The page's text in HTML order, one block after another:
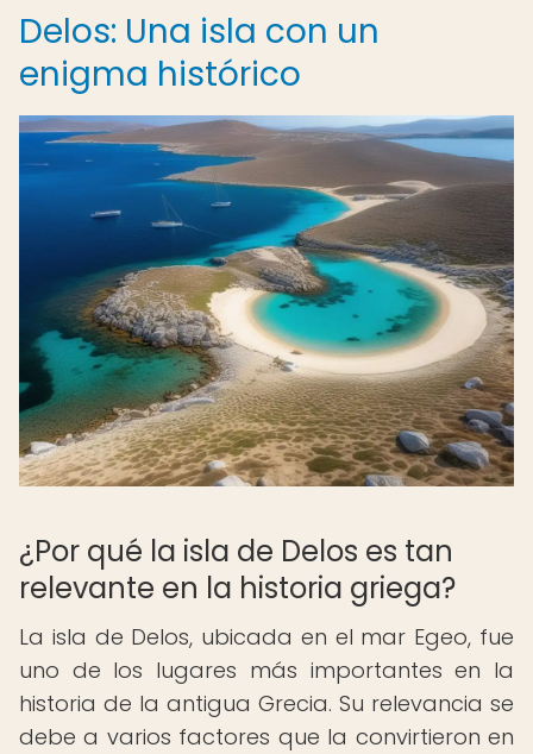
Delos: Una isla con un
enigma histórico
¿Por qué la isla de Delos es tan
relevante en la historia griega?
La isla de Delos, ubicada en el mar Egeo, fue
uno de los lugares más importantes en la
historia de la antigua Grecia. Su relevancia se
debe a varios factores que la convirtieron en